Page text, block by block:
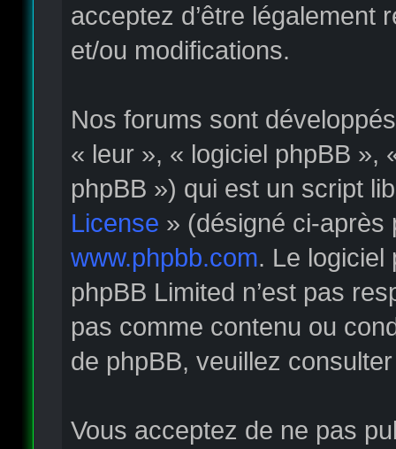
acceptez d’être légalement
et/ou modifications.
Nos forums sont
« leur », « logiciel phpBB »,
phpBB ») qui est un script
License » (désigné ci-après
www.phpbb.com. Le logiciel
phpBB Limited n’est pas
pas comme contenu ou
de phpBB, veuillez
Vous acceptez de ne pas